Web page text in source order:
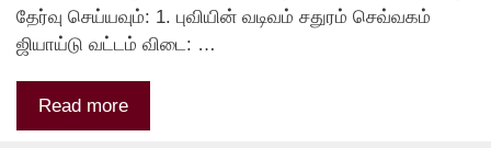
தேர்வு செய்யவும்: 1. புவியின் வடிவம் சதுரம் செவ்வகம்
ஜியாய்டு வட்டம் விடை: …
Read more